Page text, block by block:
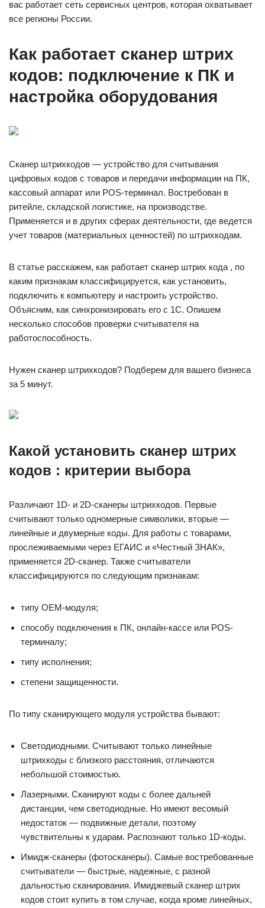
вас работает сеть сервисных центров, которая охватывает
все регионы России.
Как работает сканер штрих
кодов: подключение к ПК и
настройка оборудования
Сканер штрихкодов — устройство для считывания
цифровых кодов с товаров и передачи информации на ПК,
кассовый аппарат или POS-терминал. Востребован в
ритейле, складской логистике, на производстве.
Применяется и в других сферах деятельности, где ведется
учет товаров (материальных ценностей) по штрихкодам.
В статье расскажем, как работает сканер штрих кода , по
каким признакам классифицируется, как установить,
подключить к компьютеру и настроить устройство.
Объясним, как синхронизировать его с 1С. Опишем
несколько способов проверки считывателя на
работоспособность.
Нужен сканер штрихкодов? Подберем для вашего бизнеса
за 5 минут.
Какой установить сканер штрих
кодов : критерии выбора
Различают 1D- и 2D-сканеры штрихкодов. Первые
считывают только одномерные символики, вторые —
линейные и двумерные коды. Для работы с товарами,
прослеживаемыми через ЕГАИС и «Честный ЗНАК»,
применяется 2D-сканер. Также считыватели
классифицируются по следующим признакам:
типу OEM-модуля;
способу подключения к ПК, онлайн-кассе или POS-
терминалу;
типу исполнения;
степени защищенности.
По типу сканирующего модуля устройства бывают:
Светодиодными. Считывают только линейные
штрихкоды с близкого расстояния, отличаются
небольшой стоимостью.
Лазерными. Сканируют коды с более дальней
дистанции, чем светодиодные. Но имеют весомый
недостаток — подвижные детали, поэтому
чувствительны к ударам. Распознают только 1D-коды.
Имидж-сканеры (фотосканеры). Самые востребованные
считыватели — быстрые, надежные, с разной
дальностью сканирования. Имиджевый сканер штрих
кодов стоит купить в том случае, когда кроме линейных,